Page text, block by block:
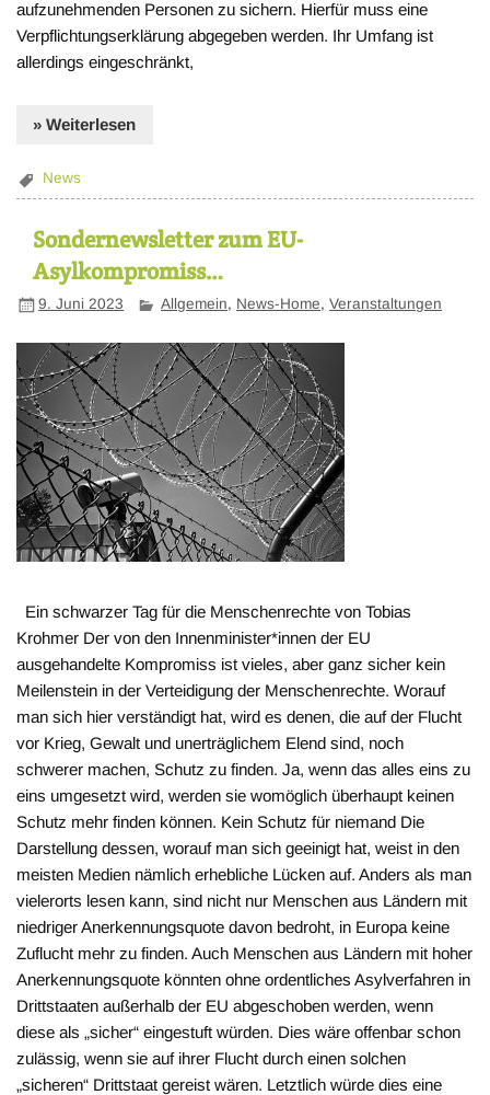
aufzunehmenden Personen zu sichern. Hierfür muss eine
Verpflichtungserklärung abgegeben werden. Ihr Umfang ist
allerdings eingeschränkt,
» Weiterlesen
News
Sondernewsletter zum EU-
Asylkompromiss…
9. Juni 2023 Allgemein, News-Home,Veranstaltungen
Ein schwarzer Tag für die Menschenrechte von Tobias
Krohmer Der von den Innenminister*innen der EU
ausgehandelte Kompromiss ist vieles, aber ganz sicher kein
Meilenstein in der Verteidigung der Menschenrechte. Worauf
man sich hier verständigt hat, wird es denen, die auf der Flucht
vor Krieg, Gewalt und unerträglichem Elend sind, noch
schwerer machen, Schutz zu finden. Ja, wenn das alles eins zu
eins umgesetzt wird, werden sie womöglich überhaupt keinen
Schutz mehr finden können. Kein Schutz für niemand Die
Darstellung dessen, worauf man sich geeinigt hat, weist in den
meisten Medien nämlich erhebliche Lücken auf. Anders als man
vielerorts lesen kann, sind nicht nur Menschen aus Ländern mit
niedriger Anerkennungsquote davon bedroht, in Europa keine
Zuflucht mehr zu finden. Auch Menschen aus Ländern mit hoher
Anerkennungsquote könnten ohne ordentliches Asylverfahren in
Drittstaaten außerhalb der EU abgeschoben werden, wenn
diese als „sicher“ eingestuft würden. Dies wäre offenbar schon
zulässig, wenn sie auf ihrer Flucht durch einen solchen
„sicheren“ Drittstaat gereist wären. Letztlich würde dies eine